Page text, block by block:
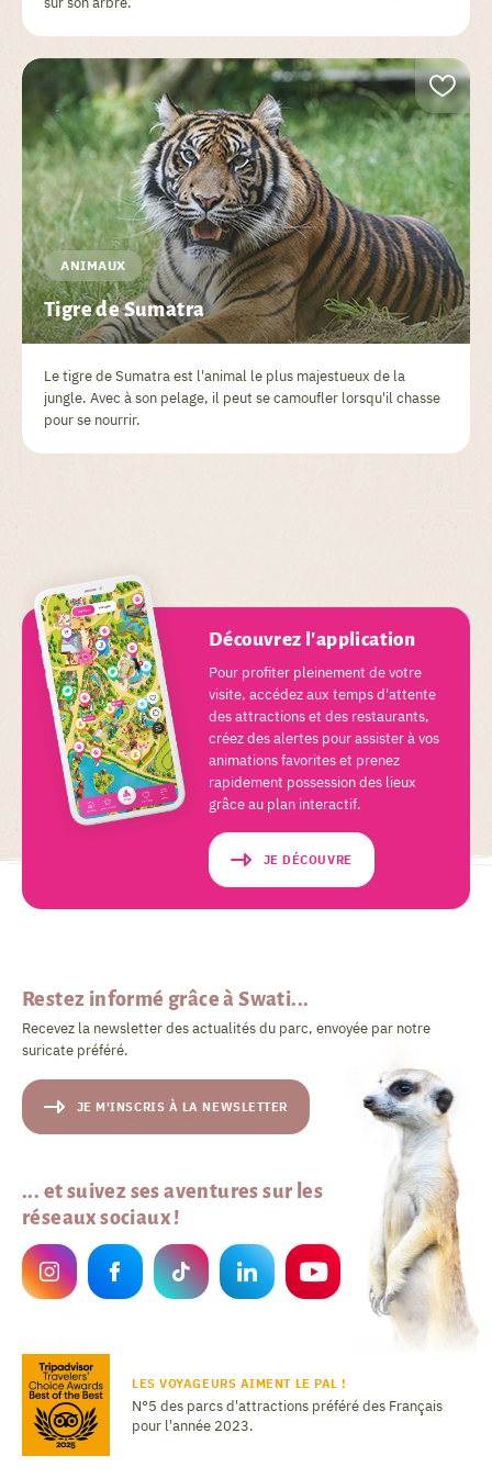
ANIMAUX
Tigre de Sumatra
Le tigre de Sumatra est l'animal le plus majestueux de la
jungle. Avec à son pelage, il peut se camoufler lorsqu'il chasse
pour se nourrir.
Découvrez l'application
Pour profiter pleinement de votre
visite, accédez aux temps d'attente
des attractions et des restaurants,
créez des alertes pour assister à vos
animations favorites et prenez
rapidement possession des lieux
grâce au plan interactif.
JE DÉCOUVRE
Restez informé grâce à Swati...
Recevez la newsletter des actualités du parc, envoyée par notre
suricate préféré.
JE M'INSCRIS À LA NEWSLETTER
... et suivez ses aventures sur les
réseaux sociaux !
LES VOYAGEURS AIMENT LE PAL !
N°5 des parcs d'attractions préféré des Français
pour l'année 2023.